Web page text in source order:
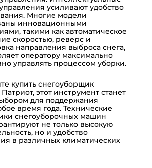
усиливают удобство
Многие модели
инновационными
такими как автоматическое
скоростью, реверс и
направления выброса снега,
оператору максимально
управлять процессом уборки.
купить снегоуборщик
этот инструмент станет
для поддержания
время года. Технические
снегоуборочных машин
не только высокую
но и удобство
в различных климатических